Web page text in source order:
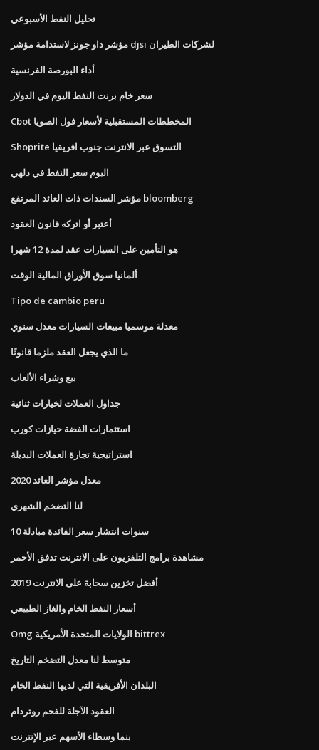
تحليل النفط الأسبوعي
مؤشر داو جونز لاستدامة مؤشر djsi لشركات الطيران
أداء البورصة الفرنسية
سعر خام برنت النفط اليوم في الدولار
Cbot المخططات المستقبلية لأسعار فول الصويا
Shoprite التسوق عبر الانترنت جنوب افريقيا
اليوم سعر النفط في دلهي
مؤشر السندات ذات العائد المرتفع bloomberg
أعتبر أو اتركه قانون العقود
هو التأمين على السيارات عقد لمدة 12 شهرا
ألمانيا سوق الأوراق المالية الوقت
Tipo de cambio peru
معدلة موسميا مبيعات السيارات معدل سنوي
ما الذي يجعل العقد ملزما قانونًا
بيع وشراء الألعاب
جداول العملات لخيارات ثنائية
استثمارات الفضة حيازات كورب
استراتيجية تجارة العملات البديلة
معدل مؤشر العائد 2020
لنا التضخم الشهري
10 سنوات انتشار سعر الفائدة مبادلة
مشاهدة برامج التلفزيون على الانترنت تدفق الأحمر
أفضل تخزين سحابة على الانترنت 2019
أسعار النفط الخام والغاز الطبيعي
Omg الولايات المتحدة الأمريكية bittrex
متوسط ​​لنا معدل التضخم التاريخ
البلدان الأفريقية التي لديها النفط الخام
العقود الآجلة للفحم روتردام
بنما وسطاء الأسهم عبر الإنترنت